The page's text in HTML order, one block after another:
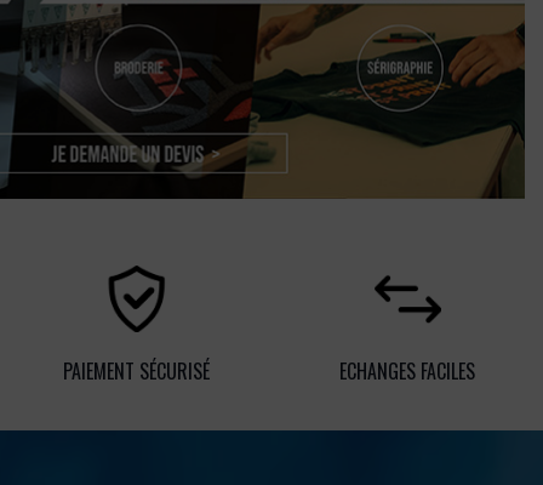
PAIEMENT SÉCURISÉ ECHANGES FACILES